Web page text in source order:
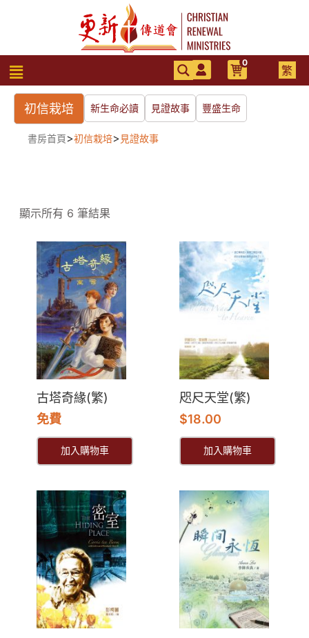
要
內選
單
0
繁
初信栽培 新生命必讀 見證故事 豐盛生命
書房首頁>初信栽培>見證故事
顯示所有 6 筆結果
古塔奇緣(繁)
免費
加入購物車
咫尺天堂(繁)
$18.00
加入購物車